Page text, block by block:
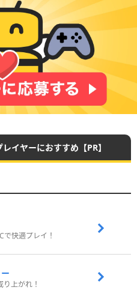
イヤーにおすすめ【PR】
で快適プレイ！
上がれ！